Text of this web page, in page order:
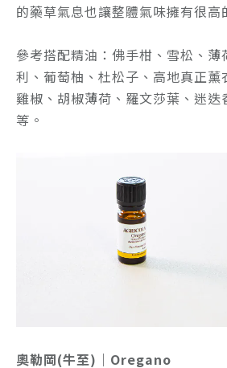
的藥草氣息也讓整體氣味擁有很高
參考搭配精油： 佛手柑、雪松、薄
利、葡萄柚、杜松子、高地真正薰
雞椒、胡椒薄荷、羅文莎葉、迷迭
等。
奧勒岡(牛至)｜Oregano